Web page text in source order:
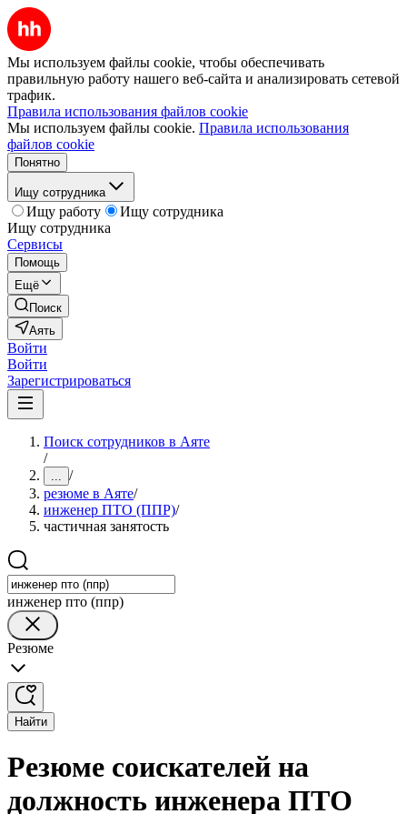
Мы используем файлы cookie, чтобы обеспечивать
правильную работу нашего веб-сайта и анализировать сетевой
трафик.
Правила использования файлов cookie
Мы используем файлы cookie. Правила использования
файлов cookie
Понятно
Ищу сотрудника
Ищу работу
Ищу сотрудника
Ищу сотрудника
Сервисы
Помощь
Ещё
Поиск
Аять
Войти
Войти
Зарегистрироваться
Поиск сотрудников в Аяте
/
... /
резюме в Аяте/
инженер ПТО (ППР)/
частичная занятость
инженер пто (ппр)
Резюме
Найти
Резюме соискателей на
должность инженера ПТО